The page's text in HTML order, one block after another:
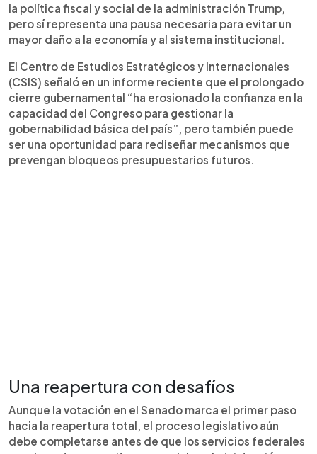
la política fiscal y social de la administración Trump,
pero sí representa una pausa necesaria para evitar un
mayor daño a la economía y al sistema institucional.
El Centro de Estudios Estratégicos y Internacionales
(CSIS) señaló en un informe reciente que el prolongado
cierre gubernamental “ha erosionado la confianza en la
capacidad del Congreso para gestionar la
gobernabilidad básica del país”, pero también puede
ser una oportunidad para rediseñar mecanismos que
prevengan bloqueos presupuestarios futuros.
Una reapertura con desafíos
Aunque la votación en el Senado marca el primer paso
hacia la reapertura total, el proceso legislativo aún
debe completarse antes de que los servicios federales